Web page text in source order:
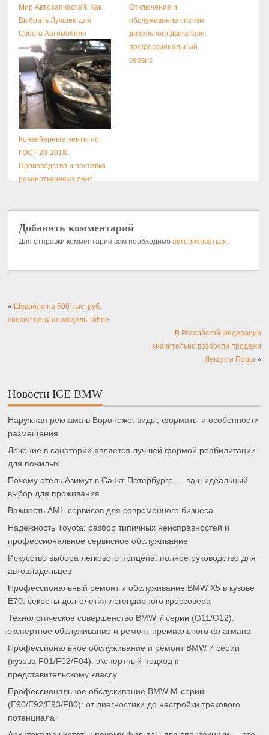
Мир Автозапчастей: Как
Выбрать Лучшее для
Своего Автомобиля
Отключение и
обслуживание систем
дизельного двигателя:
профессиональный
сервис
Конвейерные ленты по
ГОСТ 20-2018:
Производство и поставка
резинотканевых лент
Добавить комментарий
Для отправки комментария вам необходимоавторизоваться.
« Шевроле на 500 тыс. руб.
снизил цену на модель Tahoe
В Российской Федерации
значительно возросли продажи
Лексус и Порш »
Новости ICE BMW
Наружная реклама в Воронеже: виды, форматы и особенности
размещения
Лечение в санатории является лучшей формой реабилитации
для пожилых
Почему отель Азимут в Санкт-Петербурге — ваш идеальный
выбор для проживания
Важность AML-сервисов для современного бизнеса
Надежность Toyota: разбор типичных неисправностей и
профессиональное сервисное обслуживание
Искусство выбора легкового прицепа: полное руководство для
автовладельцев
Профессиональный ремонт и обслуживание BMW X5 в кузове
E70: секреты долголетия легендарного кроссовера
Технологическое совершенство BMW 7 серии (G11/G12):
экспертное обслуживание и ремонт премиального флагмана
Профессиональное обслуживание и ремонт BMW 7 серии
(кузова F01/F02/F04): экспертный подход к
представительскому классу
Профессиональное обслуживание BMW M-серии
(E90/E92/E93/F80): от диагностики до настройки трекового
потенциала